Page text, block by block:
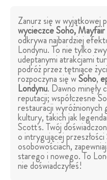
Zanurz się w wyjątkowej
wycieczce Soho,
odkrywa najbardziej
Londynu. To nie tylko
udeptanymi atrakcjami
podróż przez tętniące
rozpoczyna się wSoho,
Londynu. Dawno minęły
reputacji; współczesne
restauracji wyróżnionych
kultury, takich jak
Scott's. Twój
o intrygującej
osobowościach,
starego i nowego. To
nie doświadczyłeś!